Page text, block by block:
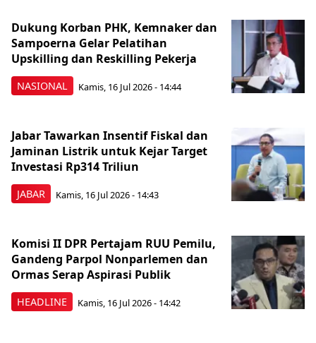
NASIONAL
Dukung Korban PHK, Kemnaker dan
Sampoerna Gelar Pelatihan
Upskilling dan Reskilling Pekerja
Kamis, 16 Jul 2026 - 14:44
JABAR
Jabar Tawarkan Insentif Fiskal dan
Jaminan Listrik untuk Kejar Target
Investasi Rp314 Triliun
Kamis, 16 Jul 2026 - 14:43
HEADLINE
Komisi II DPR Pertajam RUU Pemilu,
Gandeng Parpol Nonparlemen dan
Ormas Serap Aspirasi Publik
Kamis, 16 Jul 2026 - 14:42